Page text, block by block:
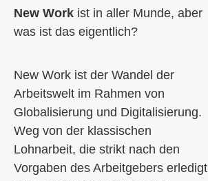
New Work ist in aller Munde, aber
was ist das eigentlich?
New Work ist der Wandel der
Arbeitswelt im Rahmen von
Globalisierung und Digitalisierung.
Weg von der klassischen
Lohnarbeit, die strikt nach den
Vorgaben des Arbeitgebers erledigt